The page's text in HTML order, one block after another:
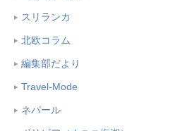
スリランカ
北欧コラム
編集部だより
Travel-Mode
ネパール